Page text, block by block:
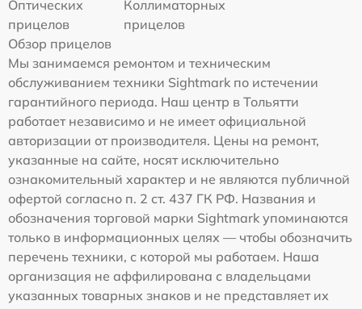
Оптических
прицелов
Коллиматорных
прицелов
Обзор прицелов
Мы занимаемся ремонтом и техническим
обслуживанием техники Sightmark по истечении
гарантийного периода. Наш центр в Тольятти
работает независимо и не имеет официальной
авторизации от производителя. Цены на ремонт,
указанные на сайте, носят исключительно
ознакомительный характер и не являются публичной
офертой согласно п. 2 ст. 437 ГК РФ. Названия и
обозначения торговой марки Sightmark упоминаются
только в информационных целях — чтобы обозначить
перечень техники, с которой мы работаем. Наша
организация не аффилирована с владельцами
указанных товарных знаков и не представляет их